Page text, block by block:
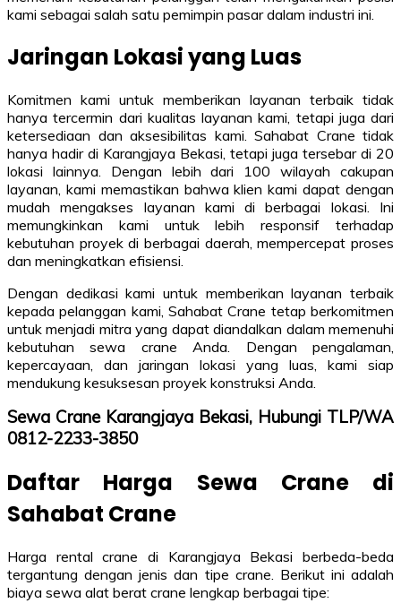
kami sebagai salah satu pemimpin pasar dalam industri ini.
Jaringan Lokasi yang Luas
Komitmen kami untuk memberikan layanan terbaik tidak
hanya tercermin dari kualitas layanan kami, tetapi juga dari
ketersediaan dan aksesibilitas kami. Sahabat Crane tidak
hanya hadir di Karangjaya Bekasi, tetapi juga tersebar di 20
lokasi lainnya. Dengan lebih dari 100 wilayah cakupan
layanan, kami memastikan bahwa klien kami dapat dengan
mudah mengakses layanan kami di berbagai lokasi. Ini
memungkinkan kami untuk lebih responsif terhadap
kebutuhan proyek di berbagai daerah, mempercepat proses
dan meningkatkan efisiensi.
Dengan dedikasi kami untuk memberikan layanan terbaik
kepada pelanggan kami, Sahabat Crane tetap berkomitmen
untuk menjadi mitra yang dapat diandalkan dalam memenuhi
kebutuhan sewa crane Anda. Dengan pengalaman,
kepercayaan, dan jaringan lokasi yang luas, kami siap
mendukung kesuksesan proyek konstruksi Anda.
Sewa Crane Karangjaya Bekasi, Hubungi TLP/WA
0812-2233-3850
Daftar Harga Sewa Crane di
Sahabat Crane
Harga rental crane di Karangjaya Bekasi berbeda-beda
tergantung dengan jenis dan tipe crane. Berikut ini adalah
biaya sewa alat berat crane lengkap berbagai tipe: